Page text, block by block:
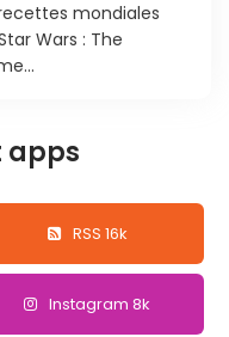
mondiales
Wars : The
apps
RSS 16k
Instagram 8k